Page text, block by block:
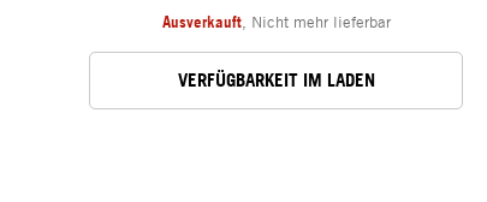
Ausverkauft, Nicht mehr lieferbar
VERFÜGBARKEIT IM LADEN